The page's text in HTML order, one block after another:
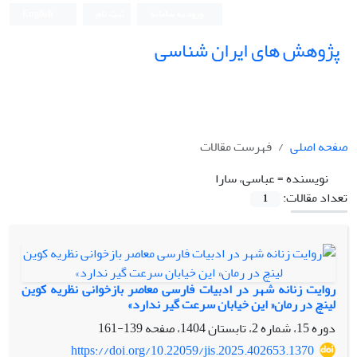
پژوهش های ایران شناسی
صفحه اصلی
فهرست مقالات
نویسنده =عباسی، سارا
تعداد مقالات:
1
روایت زنانه شهر در ادبیات فارسی معاصر بازخوانی نظریه کوین
لینچ در رمان« این خیابان سرعت گیر ندارد»
دوره 15، شماره 2، تابستان 1404، صفحه
139-161
https://doi.org/10.22059/jis.2025.402653.1370